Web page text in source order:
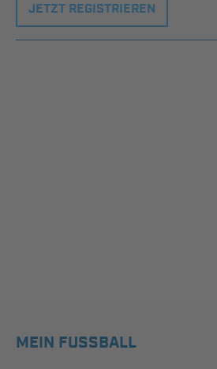
JETZT REGISTRIEREN
MEIN FUSSBALL